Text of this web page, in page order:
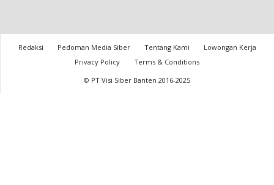
Redaksi Pedoman Media Siber Tentang Kami
Lowongan Kerja
Privacy Policy
Terms & Conditions
© PT Visi Siber Banten 2016-2025